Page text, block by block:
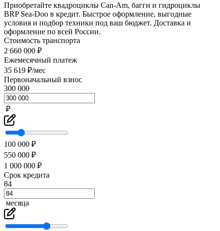
Приобретайте квадроциклы Can-Am, багги и гидроциклы
BRP Sea-Doo в кредит. Быстрое оформление, выгодные
условия и подбор техники под ваш бюджет. Доставка и
оформление по всей России.
Стоимость транспорта
2 660 000 ₽
Ежемесячный платеж
35 619 ₽/мес
Первоначальный взнос
300 000
₽
100 000 ₽
550 000 ₽
1 000 000 ₽
Срок кредита
84
месяца